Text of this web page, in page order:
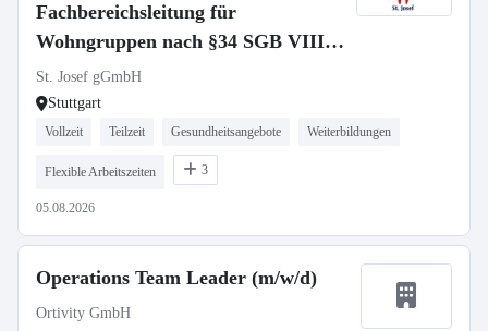
Fachbereichsleitung für
Wohngruppen nach §34 SGB VIII -
Vollzeit / Teilzeit
St. Josef gGmbH
Stuttgart
Vollzeit Teilzeit Gesundheitsangebote Weiterbildungen
Flexible Arbeitszeiten 3
05.08.2026
Operations Team Leader (m/w/d)
Ortivity GmbH